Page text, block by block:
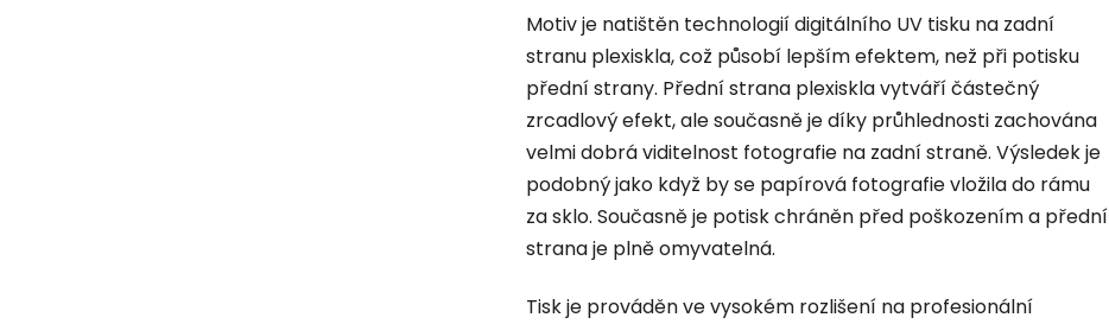
Motiv je natištěn technologií digitálního UV tisku na zadní
stranu plexiskla, což působí lepším efektem, než při potisku
přední strany. Přední strana plexiskla vytváří částečný
zrcadlový efekt, ale současně je díky průhlednosti zachována
velmi dobrá viditelnost fotografie na zadní straně. Výsledek je
podobný jako když by se papírová fotografie vložila do rámu
za sklo. Současně je potisk chráněn před poškozením a přední
strana je plně omyvatelná.
Tisk je prováděn ve vysokém rozlišení na profesionální